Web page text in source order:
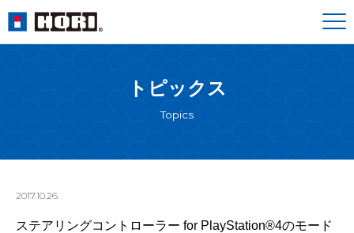
トピックス
Topics
2017.10.26
ステアリングコントローラー for PlayStation®4のモード